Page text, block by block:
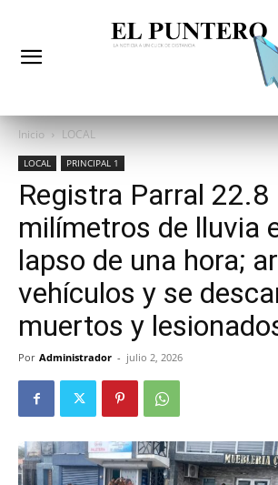
Inicio LOCAL
LOCAL PRINCIPAL 1
Registra Parral 22.8
milímetros de lluvia
lapso de una hora;
vehículos y se
muertos y
Por Administrador - julio 2, 2026